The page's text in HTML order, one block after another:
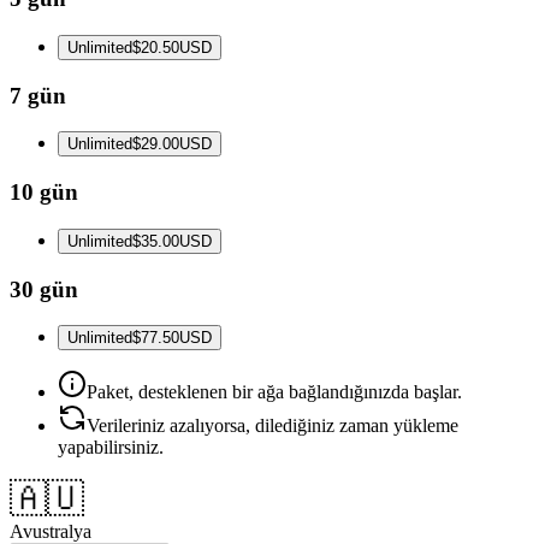
Unlimited$20.50USD
7 gün
Unlimited$29.00USD
10 gün
Unlimited$35.00USD
30 gün
Unlimited$77.50USD
Paket, desteklenen bir ağa bağlandığınızda başlar.
Verileriniz azalıyorsa, dilediğiniz zaman yükleme
yapabilirsiniz.
🇦🇺
Avustralya